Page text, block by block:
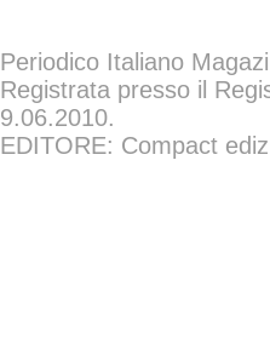
Periodico Italiano
Registrata presso il
9.06.2010.
EDITORE: Compact